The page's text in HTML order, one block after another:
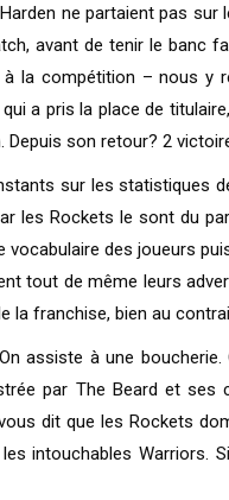
ne partaient pas
avant de tenir le banc
la compétition – nous y
qui a pris la place de
Depuis son retour? 2
sur les statistiques
les Rockets le sont du
vocabulaire des joueurs
tout de même leurs
la franchise, bien au
assiste à une
par The Beard et ses
dit que les Rockets
intouchables Warriors.